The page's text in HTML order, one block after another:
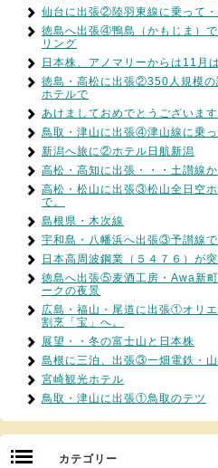
仙台に出張②陸羽東線に乗って・
徳島へ出張④鴨島（かもじま）
リング
日本株、アノマリーからは11月
徳島・高松に出張②350人規模の
ホテルで
あけましておめでとうございま
鳥取・津山に出張④津山線に乗っ
新潟へ旅に②ホテル日航新潟
高松・高知に出張・・・土讃線
高松・松山に出張③松山全日空
で。
島根県・木次線
宇和島・八幡浜へ出張③予讃線で
日本高周波鋼業（５４７６）が突
徳島へ出張⑤麦酒工房・Awa新
ークの夜景
広島・福山・尾道に出張①オリ
割烹「宝」へ。
展望・・冬の富士山と日本株
島根に三泊、出張③一畑電鉄・
宮崎観光ホテル
鳥取・津山に出張①鳥取のテツ
カテゴリー